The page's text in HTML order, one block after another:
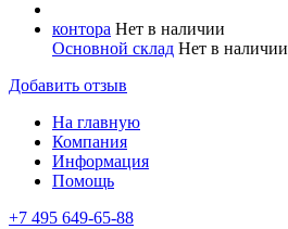
контора Нет в наличии
Основной склад Нет в наличии
Добавить отзыв
На главную
Компания
Информация
Помощь
+7 495 649-65-88